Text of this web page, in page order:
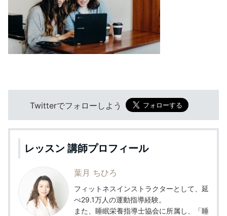
Twitterでフォローしよう
レッスン 講師プロフィール
葉月 ちひろ
フィットネスインストラクターとして、延
べ29.1万人の運動指導経験。
また、睡眠栄養指導士協会に所属し、「睡